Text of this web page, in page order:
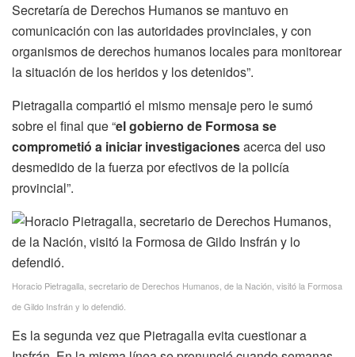
Secretaría de Derechos Humanos se mantuvo en
comunicación con las autoridades provinciales, y con
organismos de derechos humanos locales para monitorear
la situación de los heridos y los detenidos”.
Pietragalla compartió el mismo mensaje pero le sumó
sobre el final que “el gobierno de Formosa se
comprometió a iniciar investigacionesacerca del uso
desmedido de la fuerza por efectivos de la policía
provincial”.
Horacio Pietragalla, secretario de Derechos Humanos, de la Nación, visitó la Formosa
de Gildo Insfrán y lo defendió.
Es la segunda vez que Pietragalla evita cuestionar a